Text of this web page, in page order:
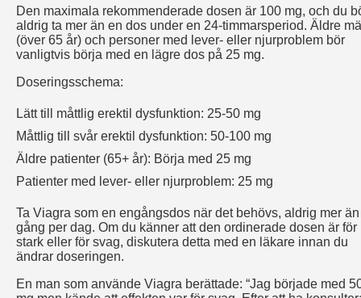
Den maximala rekommenderade dosen är 100 mg, och du
aldrig ta mer än en dos under en 24-timmarsperiod. Äldre
(över 65 år) och personer med lever- eller njurproblem bör
vanligtvis börja med en lägre dos på 25 mg.
Doseringsschema:
Lätt till måttlig erektil dysfunktion: 25-50 mg
Måttlig till svår erektil dysfunktion: 50-100 mg
Äldre patienter (65+ år): Börja med 25 mg
Patienter med lever- eller njurproblem: 25 mg
Ta Viagra som en engångsdos när det behövs, aldrig mer
gång per dag. Om du känner att den ordinerade dosen är för
stark eller för svag, diskutera detta med en läkare innan du
ändrar doseringen.
En man som använde Viagra berättade: “Jag började med